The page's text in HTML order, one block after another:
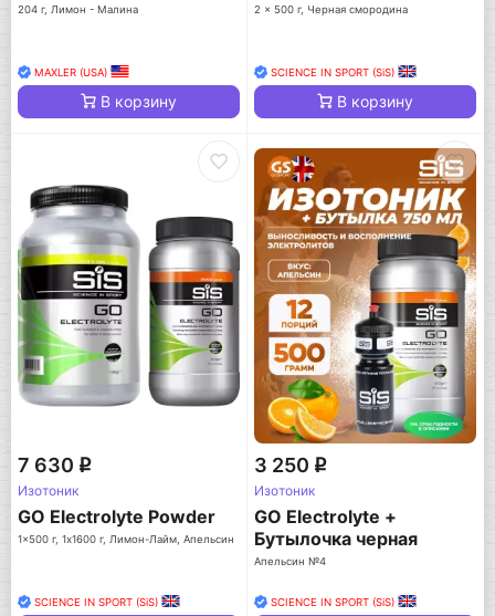
204 г, Лимон - Малина
MAXLER (USA)
В корзину
2 x 500 г, Черная смородина
SCIENCE IN SPORT (SiS)
В корзину
7 630 q
Изотоник
GO Electrolyte Powder
1x500 г, 1x1600 г, Лимон-Лайм, Апельсин
SCIENCE IN SPORT (SiS)
3 250 q
Изотоник
GO Electrolyte +
Бутылочка черная
Апельсин №4
SCIENCE IN SPORT (SiS)